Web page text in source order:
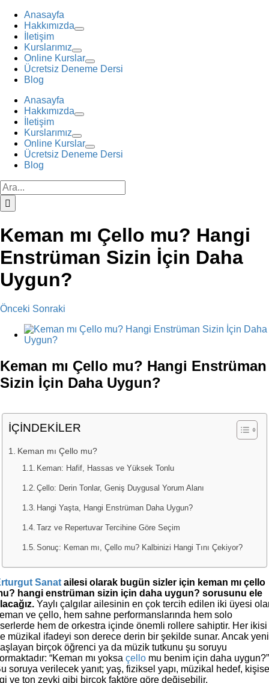
Anasayfa
Hakkımızda
İletişim
Kurslarımız
Online Kurslar
Ücretsiz Deneme Dersi
Blog
Anasayfa
Hakkımızda
İletişim
Kurslarımız
Online Kurslar
Ücretsiz Deneme Dersi
Blog
Ara:
Keman mı Çello mu? Hangi
Enstrüman Sizin İçin Daha
Uygun?
Önceki Sonraki
View
Larger
Keman mı Çello mu? Hangi Enstrüman
Sizin İçin Daha Uygun?
İÇİNDEKİLER
Keman mı Çello mu?
Keman: Hafif, Hassas ve Yüksek Tonlu
Çello: Derin Tonlar, Geniş Duygusal Yorum Alanı
Hangi Yaşta, Hangi Enstrüman Daha Uygun?
Tarz ve Repertuvar Tercihine Göre Seçim
Sonuç: Keman mı, Çello mu? Kalbinizi Hangi Tını Çekiyor?
Sanat ailesi olarak bugün sizler için keman mı çello
hangi enstrüman sizin için daha uygun? sorusunu ele
Yaylı çalgılar ailesinin en çok tercih edilen iki üyesi
ve çello, hem sahne performanslarında hem solo
hem de orkestra içinde önemli rollere sahiptir. Her ikisi
müzikal ifadeyi son derece derin bir şekilde sunar. Ancak yeni
birçok öğrenci ya da müzik tutkunu şu soruyu
“Keman mı yoksaçello mu benim için daha uygun?”
soruya verilecek yanıt; yaş, fiziksel yapı, müzikal hedef,
ve ton zevki gibi birçok faktöre göre değişebilir.